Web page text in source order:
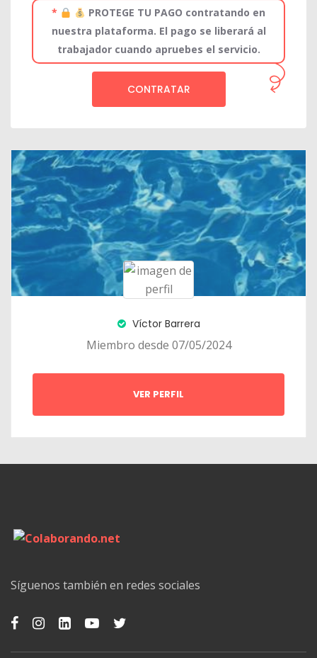
*
PROTEGE TU PAGO contratando en
nuestra plataforma. El pago se liberará al
trabajador cuando apruebes el servicio.
CONTRATAR
Víctor Barrera
Miembro desde 07/05/2024
VER PERFIL
Síguenos también en redes sociales